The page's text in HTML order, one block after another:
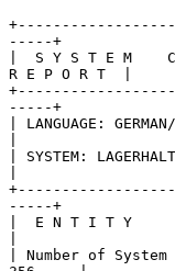
-----+
|  S Y S T E M
R E P O R T  |
-----+
| LANGUAGE:
| SYSTEM:
-----+
|  E N T I T Y
| Number of